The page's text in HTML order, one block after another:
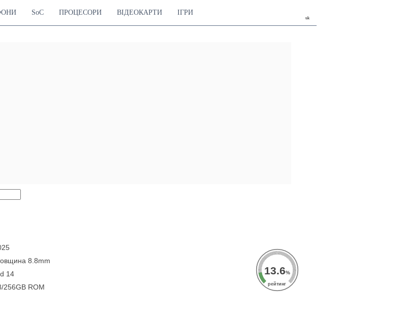
uk
SoC ПРОЦЕСОРИ ВІДЕОКАРТИ ІГРИ
8.8mm
14
256GB ROM
13.6%
рейтинг